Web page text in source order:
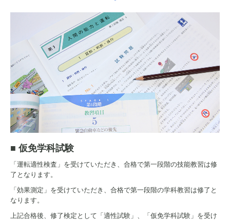
■ 仮免学科試験
「運転適性検査」を受けていただき、合格で第一段階の技能教習は修
了となります。
「効果測定」を受けていただき、合格で第一段階の学科教習は修了と
なります。
上記合格後、修了検定として「適性試験」、「仮免学科試験」を受け